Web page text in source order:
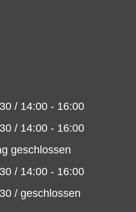
/ 14:00 - 16:00
/ 14:00 - 16:00
geschlossen
/ 14:00 - 16:00
/ geschlossen